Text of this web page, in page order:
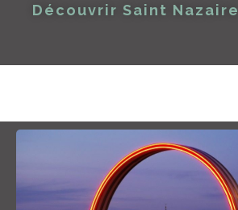
Découvrir Saint Nazaire